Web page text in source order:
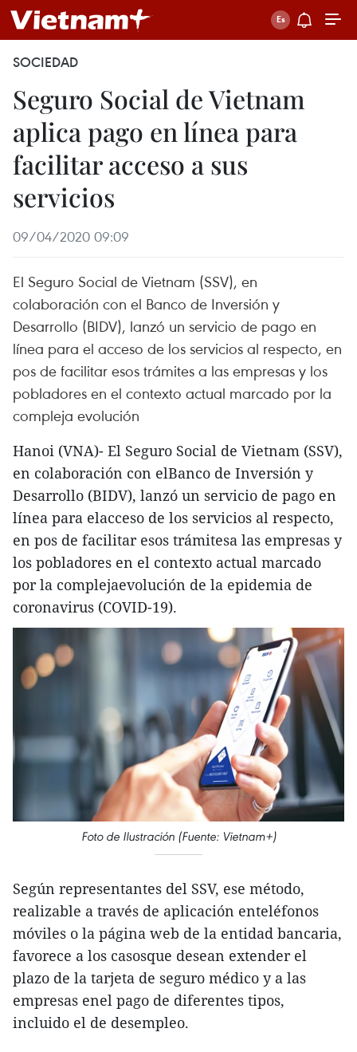
SOCIEDAD
Seguro Social de Vietnam
aplica pago en línea para
facilitar acceso a sus
servicios
09/04/2020 09:09
El Seguro Social de Vietnam (SSV), en
colaboración con el Banco de Inversión y
Desarrollo (BIDV), lanzó un servicio de pago en
línea para el acceso de los servicios al respecto, en
pos de facilitar esos trámites a las empresas y los
pobladores en el contexto actual marcado por la
compleja evolución
Hanoi (VNA)- El Seguro Social de Vietnam (SSV),
en colaboración con elBanco de Inversión y
Desarrollo (BIDV), lanzó un servicio de pago en
línea para elacceso de los servicios al respecto,
en pos de facilitar esos trámitesa las empresas y
los pobladores en el contexto actual marcado
por la complejaevolución de la epidemia de
coronavirus (COVID-19).
Foto de Ilustración (Fuente: Vietnam+)
Según representantes del SSV, ese método,
realizable a través de aplicación enteléfonos
móviles o la página web de la entidad bancaria,
favorece a los casosque desean extender el
plazo de la tarjeta de seguro médico y a las
empresas enel pago de diferentes tipos,
incluido el de desempleo.